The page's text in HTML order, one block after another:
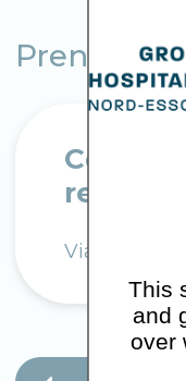
Prendre
rendez-
Via Doctolib
This
and
over